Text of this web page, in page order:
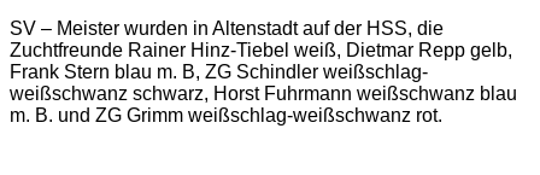
SV – Meister wurden in Altenstadt auf der HSS, die
Zuchtfreunde Rainer Hinz-Tiebel weiß, Dietmar Repp gelb,
Frank Stern blau m. B, ZG Schindler weißschlag-
weißschwanz schwarz, Horst Fuhrmann weißschwanz blau
m. B. und ZG Grimm weißschlag-weißschwanz rot.